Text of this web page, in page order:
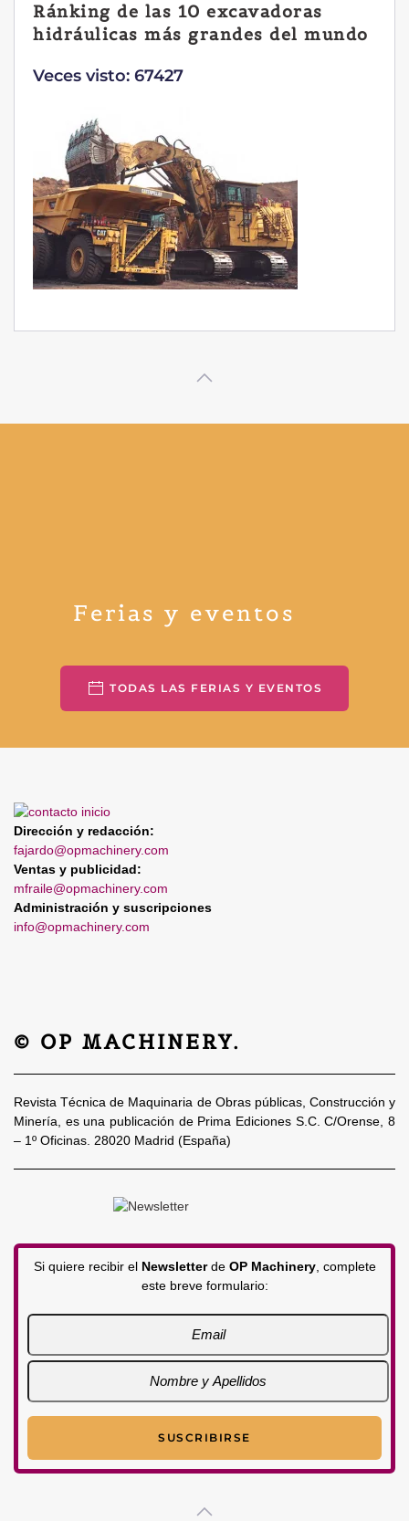
Ránking de las 10 excavadoras
hidráulicas más grandes del mundo
Veces visto: 67427
Ferias y eventos
TODAS LAS FERIAS Y EVENTOS
Dirección y redacción:
fajardo@opmachinery.com
Ventas y publicidad:
mfraile@opmachinery.com
Administración y suscripciones
info@opmachinery.com
© OP MACHINERY.
Revista Técnica de Maquinaria de Obras públicas, Construcción y
Minería, es una publicación de Prima Ediciones S.C. C/Orense, 8
– 1º Oficinas. 28020 Madrid (España)
Si quiere recibir el Newsletterde OP Machinery, complete
este breve formulario: